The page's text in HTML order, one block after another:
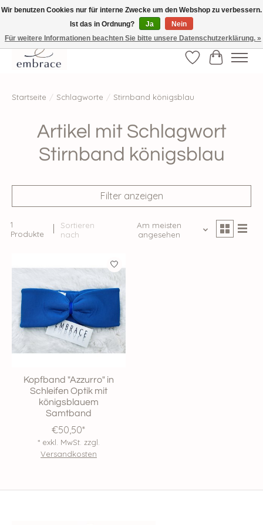
√ Versandkostenfrei ab € 40-, √ Made with Love and Happiness √Exklusiv und
nur hier im Onlineshop √high-quality & long-lasting fashion
Wunschzettel
Ihr
Startseite / Schlagworte / Stirnband königsblau
Artikel mit Schlagwort
Stirnband königsblau
Filter anzeigen
1
Produkte
Sortieren
nach
Am meisten
angesehen
Kopfband "Azzurro" in
Schleifen Optik mit
königsblauem
Samtband
€50,50*
* exkl. MwSt. zzgl.
Versandkosten
Wir benutzen Cookies nur für interne Zwecke um den Webshop zu verbessern.
Ist das in Ordnung?
Ja
Nein
Für weitere Informationen beachten Sie bitte unsere Datenschutzerklärung. »